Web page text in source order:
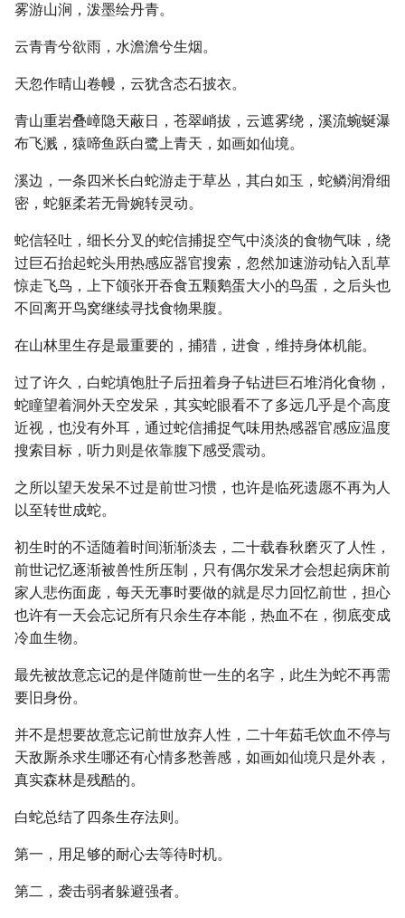
雾游山涧，泼墨绘丹青。
云青青兮欲雨，水澹澹兮生烟。
天忽作晴山卷幔，云犹含态石披衣。
青山重岩叠嶂隐天蔽日，苍翠峭拔，云遮雾绕，溪流蜿蜒瀑
布飞溅，猿啼鱼跃白鹭上青天，如画如仙境。
溪边，一条四米长白蛇游走于草丛，其白如玉，蛇鳞润滑细
密，蛇躯柔若无骨婉转灵动。
蛇信轻吐，细长分叉的蛇信捕捉空气中淡淡的食物气味，绕
过巨石抬起蛇头用热感应器官搜索，忽然加速游动钻入乱草
惊走飞鸟，上下颌张开吞食五颗鹅蛋大小的鸟蛋，之后头也
不回离开鸟窝继续寻找食物果腹。
在山林里生存是最重要的，捕猎，进食，维持身体机能。
过了许久，白蛇填饱肚子后扭着身子钻进巨石堆消化食物，
蛇瞳望着洞外天空发呆，其实蛇眼看不了多远几乎是个高度
近视，也没有外耳，通过蛇信捕捉气味用热感器官感应温度
搜索目标，听力则是依靠腹下感受震动。
之所以望天发呆不过是前世习惯，也许是临死遗愿不再为人
以至转世成蛇。
初生时的不适随着时间渐渐淡去，二十载春秋磨灭了人性，
前世记忆逐渐被兽性所压制，只有偶尔发呆才会想起病床前
家人悲伤面庞，每天无事时要做的就是尽力回忆前世，担心
也许有一天会忘记所有只余生存本能，热血不在，彻底变成
冷血生物。
最先被故意忘记的是伴随前世一生的名字，此生为蛇不再需
要旧身份。
并不是想要故意忘记前世放弃人性，二十年茹毛饮血不停与
天敌厮杀求生哪还有心情多愁善感，如画如仙境只是外表，
真实森林是残酷的。
白蛇总结了四条生存法则。
第一，用足够的耐心去等待时机。
第二，袭击弱者躲避强者。